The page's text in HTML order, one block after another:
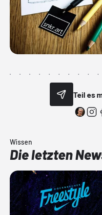
Teil es
Wissen
Die letzten